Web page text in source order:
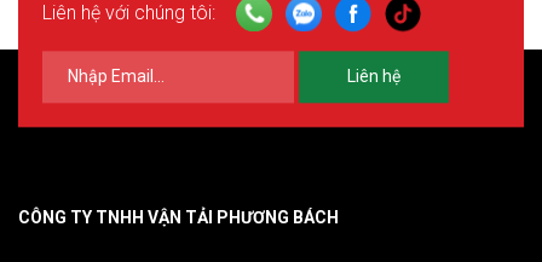
Liên hệ với chúng tôi:
Liên hệ
CÔNG TY TNHH VẬN TẢI PHƯƠNG BÁCH